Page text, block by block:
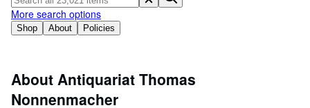
Start Selling
Help
Shop About Policies
More search options
About Antiquariat Thomas
Nonnenmacher